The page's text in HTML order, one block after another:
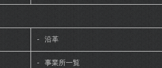
- 沿革
- 事業所一覧